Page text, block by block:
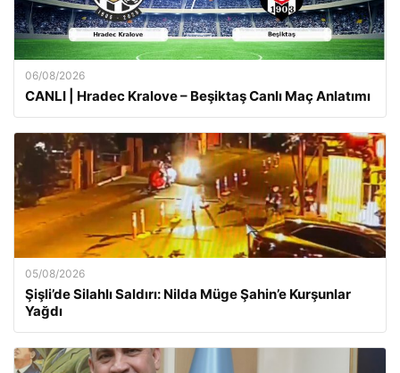
06/08/2026
CANLI | Hradec Kralove – Beşiktaş Canlı Maç Anlatımı
05/08/2026
Şişli’de Silahlı Saldırı: Nilda Müge Şahin’e Kurşunlar
Yağdı